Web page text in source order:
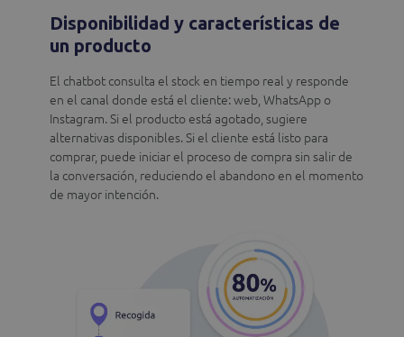
Disponibilidad y características de
un producto
El chatbot consulta el stock en tiempo real y responde
en el canal donde está el cliente: web, WhatsApp o
Instagram. Si el producto está agotado, sugiere
alternativas disponibles. Si el cliente está listo para
comprar, puede iniciar el proceso de compra sin salir de
la conversación, reduciendo el abandono en el momento
de mayor intención.